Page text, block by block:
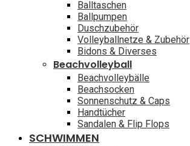
Balltaschen
Ballpumpen
Duschzubehör
Volleyballnetze & Zubehör
Bidons & Diverses
Beachvolleyball
Beachvolleybälle
Beachsocken
Sonnenschutz & Caps
Handtücher
Sandalen & Flip Flops
SCHWIMMEN